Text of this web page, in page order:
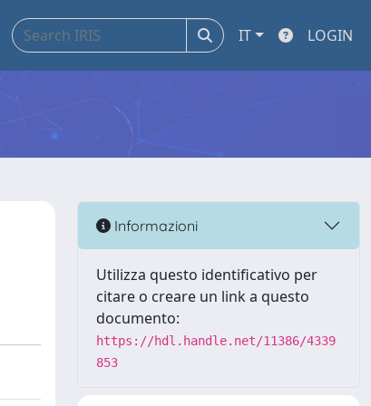
IT LOGIN
Informazioni
Utilizza questo identificativo per
citare o creare un link a questo
documento:
https://hdl.handle.net/11386/4339
853